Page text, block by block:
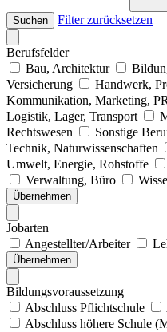
Suchen Filter zurücksetzen
Berufsfelder
Bau, Architektur
Versicherung
Handwerk,
Kommunikation, Marketing, PR
Logistik, Lager, Transport
Rechtswesen
Sonstige
Technik, Naturwissenschaften
Umwelt, Energie, Rohstoffe
Verwaltung, Büro
Übernehmen
Jobarten
Angestellter/Arbeiter
Übernehmen
Bildungsvoraussetzung
Abschluss Pflichtschule
Abschluss höhere Schule